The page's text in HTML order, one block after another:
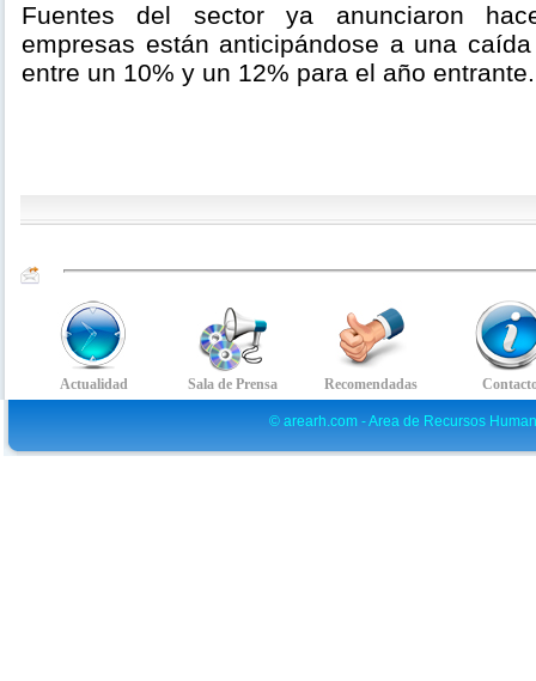
Fuentes del sector ya anunciaron
empresas están anticipándose a una
entre un 10% y un 12% para el año entrante.
© arearh.com - Area de Recursos